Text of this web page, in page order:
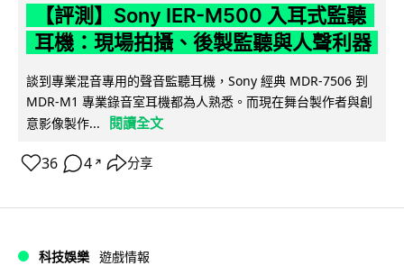
【評測】Sony IER-M500 入耳式監聽
耳機：現場拍攝、後製監聽與人聲利器
談到專業混音專用的聲音監聽耳機，Sony 經典 MDR-7506 到
MDR-M1 專業錄音室耳機都為人熟悉。而現在舞台製作者與創
意影像製作...
閱讀全文
36 4 ↗ 分享
科技娛樂 遊戲情報